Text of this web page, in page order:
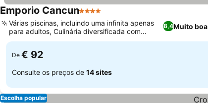
Emporio Cancun4 Estrelas
8,4Muito boa
Várias piscinas, incluindo uma infinita apenas
para adultos, Culinária diversificada com
restaurantes especializados
De € 92
Consulte os preços de 14 sites
Escolha popular